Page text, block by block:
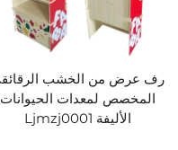
رف عرض من الخشب الرقائقي
المخصص لمعدات الحيوانات
الأليفة Ljmzj0001